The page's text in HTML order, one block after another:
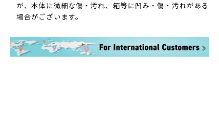
が、本体に微細な傷・汚れ、箱等に凹み・傷・汚れがある
場合がございます。